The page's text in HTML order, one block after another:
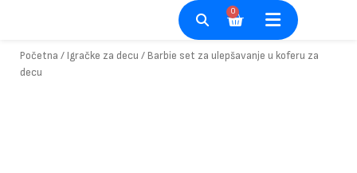
0
Cart
Početna / Igračke za decu / Barbie set za ulepšavanje u koferu za
decu